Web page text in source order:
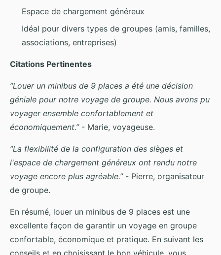
Espace de chargement généreux
Idéal pour divers types de groupes (amis, familles,
associations, entreprises)
Citations Pertinentes
“Louer un minibus de 9 places a été une décision
géniale pour notre voyage de groupe. Nous avons pu
voyager ensemble confortablement et
économiquement.”- Marie, voyageuse.
“La flexibilité de la configuration des sièges et
l'espace de chargement généreux ont rendu notre
voyage encore plus agréable.”- Pierre, organisateur
de groupe.
En résumé, louer un minibus de 9 places est une
excellente façon de garantir un voyage en groupe
confortable, économique et pratique. En suivant les
conseils et en choisissant le bon véhicule, vous